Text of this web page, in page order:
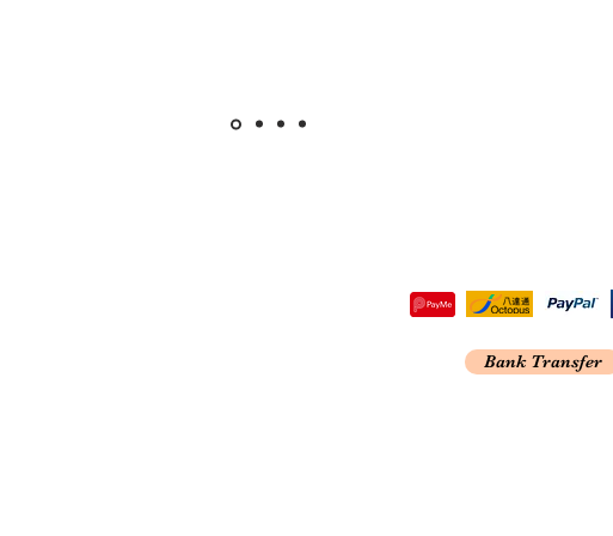
Bank Transfer